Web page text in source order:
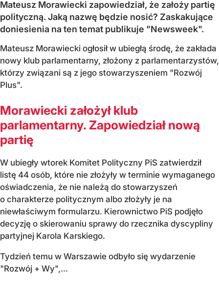
Mateusz Morawiecki zapowiedział, że założy partię
polityczną. Jaką nazwę będzie nosić? Zaskakujące
doniesienia na ten temat publikuje "Newsweek".
Mateusz Morawiecki ogłosił w ubiegłą środę, że zakłada
nowy klub parlamentarny, złożony z parlamentarzystów,
którzy związani są z jego stowarzyszeniem "Rozwój
Plus".
Morawiecki założył klub
parlamentarny. Zapowiedział nową
partię
W ubiegły wtorek Komitet Polityczny PiS zatwierdził
listę 44 osób, które nie złożyły w terminie wymaganego
oświadczenia, że nie należą do stowarzyszeń
o charakterze politycznym albo złożyły je na
niewłaściwym formularzu. Kierownictwo PiS podjęło
decyzję o skierowaniu sprawy do rzecznika dyscypliny
partyjnej Karola Karskiego.
Tydzień temu w Warszawie odbyło się wydarzenie
"Rozwój + Wy",...